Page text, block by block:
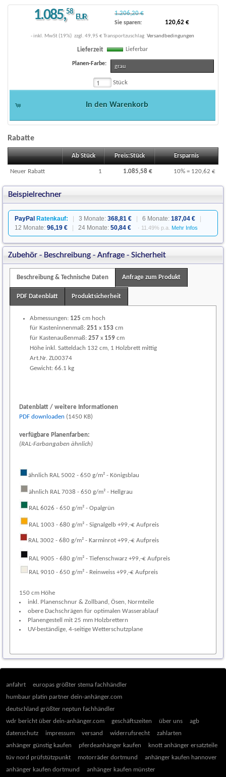
1.085,58
EUR 1.206,20 €
Sie sparen: 120,62 €
- inkl. MwSt (19%) zzgl. 49,95 € Transportzuschlag Versandbedingungen
Lieferzeit Lieferbar
Planen-Farbe: grau
Stück
In den Warenkorb
Rabatte
Ab Stück Preis:Stück Ersparnis
Neuer Rabatt 1 1.085,58 € 10% = 120,62 €
Beispielrechner
PayPal Ratenkauf: | 3 Monate: 368,81 € | 6 Monate: 187,04 €
|
12 Monate: 96,19 € | 24 Monate: 50,84 € · 11.49% p.a. Mehr Infos
Zubehör - Beschreibung - Anfrage - Sicherheit
Beschreibung & Technische Daten Anfrage zum Produkt
PDF Datenblatt Produktsicherheit
Abmessungen: 125 cm hoch
für Kasteninnenmaß:251 x 153 cm
für Kastenaußenmaß:257 x 159 cm
Höhe inkl. Satteldach 132 cm, 1 Holzbrett mittig
Art.Nr. ZL00374
Gewicht: 66.1 kg
Datenblatt / weitere Informationen
PDF downloaden (1450 KB)
verfügbare Planenfarben:
(RAL-Farbangaben ähnlich)
ähnlich RAL 5002 - 650 g/m² - Königsblau
ähnlich RAL 7038 - 650 g/m² - Hellgrau
RAL 6026 - 650 g/m² - Opalgrün
RAL 1003 - 680 g/m² - Signalgelb +99,-€ Aufpreis
RAL 3002 - 680 g/m² - Karminrot +99,-€ Aufpreis
RAL 9005 - 680 g/m² - Tiefenschwarz +99,-€ Aufpreis
RAL 9010 - 650 g/m² - Reinweiss +99,-€ Aufpreis
150 cm Höhe
inkl. Planenschnur & Zollband, Ösen, Normteile
obere Dachschrägen für optimalen Wasserablauf
Planengestell mit 25 mm Holzbrettern
UV-beständige, 4-seitige Wetterschutzplane
anfahrt
europas größter stema fachhändler
humbaur platin partner dein-anhänger.com
deutschland größter neptun fachhändler
wdr bericht über dein-anhänger.com
geschäftszeiten über uns
agb
datenschutz
impressum versand widerrufsrecht
zahlarten
anhänger günstig kaufen
pferdeanhänger kaufen
knott anhänger ersatzteile
tüv nord prüfstützpunkt
motorräder dortmund
anhänger kaufen hannover
anhänger kaufen dortmund
anhänger kaufen münster
(1)
(1)
(1)